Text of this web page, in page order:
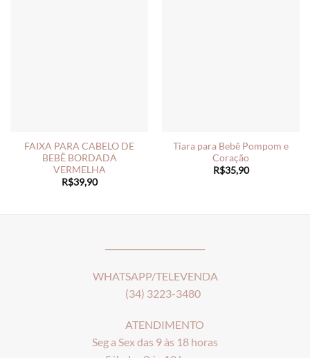
FAIXA PARA CABELO DE
BEBÊ BORDADA
VERMELHA
R$39,90
Tiara para Bebê Pompom e
Coração
R$35,90
WHATSAPP/TELEVENDA
(34) 3223-3480
ATENDIMENTO
Seg a Sex das 9 às 18 horas